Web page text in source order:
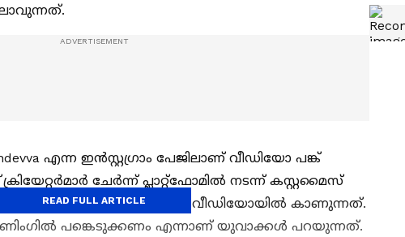
എന്ന ഇൻസ്റ്റ​ഗ്രാം പേജിലാണ് വീഡിയോ പങ്ക്
ചേർന്ന് പ്ലാറ്റ്ഫോമിൽ നടന്ന് കസ്റ്റമൈസ്
കാർഡുകൾ നൽകുന്നതാണ് വീഡിയോയില്‍ കാണുന്നത്.
ഓപ്പണിം​ഗില്‍ പങ്കെടുക്കണം എന്നാണ് യുവാക്കള്‍ പറയുന്നത്.
READ FULL ARTICLE